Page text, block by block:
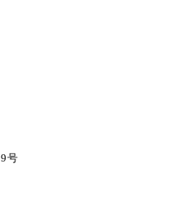
号